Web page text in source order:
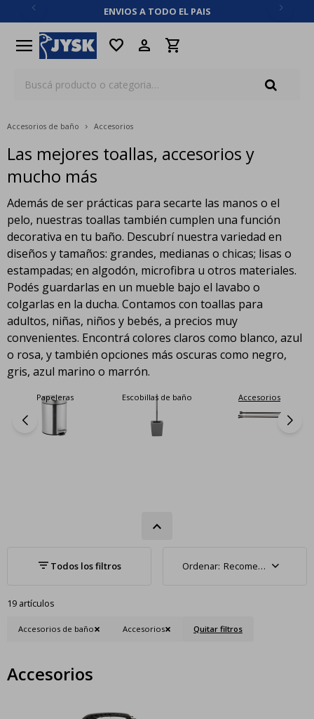
ENVIOS A TODO EL PAIS
menu favorite
Accesorios de baño Accesorios
Las mejores toallas, accesorios y
mucho más
Además de ser prácticas para secarte las manos o el
pelo, nuestras toallas también cumplen una función
decorativa en tu baño. Descubrí nuestra variedad en
diseños y tamaños: grandes, medianas o chicas; lisas o
estampadas; en algodón, microfibra u otros materiales.
Podés guardarlas en un mueble bajo el lavabo o
colgarlas en la ducha. Contamos con toallas para
adultos, niñas, niños y bebés, a precios muy
convenientes. Encontrá colores claros como blanco, azul
o rosa, y también opciones más oscuras como negro,
gris, azul marino o marrón.
Escobillas de baño Accesorios
Barras de cortina de
ducha
Recomendados
19 artículos
Accesorios de baño Accesorios Quitar filtros
Accesorios
close